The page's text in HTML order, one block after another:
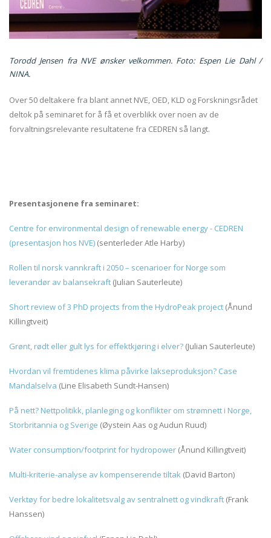
Torodd Jensen fra NVE ønsker velkommen. Foto: Espen Lie Dahl /
NINA.
Over 50 deltakere fra blant annet NVE, OED, KLD og Forskningsrådet
deltok på seminaret for å få et overblikk over noen av de
forvaltningsrelevante resultatene fra CEDREN så langt.
Presentasjonene fra seminaret:
Centre for environmental design of renewable energy - CEDREN
(presentasjon hos NVE) (senterleder Atle Harby)
Rollen til norsk vannkraft i 2050 – scenarioer for Norge som
leverandør av balansekraft (Julian Sauterleute)
Short review of 3 PhD projects from the HydroPeak project (Ånund
Killingtveit)
Grønt, rødt eller gult lys for effektkjøring i elver? (Julian Sauterleute)
Hvordan vil fremtidenes klima påvirke lakseproduksjon? Case
Mandalselva (Line Elisabeth Sundt-Hansen)
På nett? Nettpolitikk, planleging og konflikter om strømnett i Norge,
Storbritannia og Sverige (Øystein Aas og Audun Ruud)
Water consumption/footprint for hydropower (Ånund Killingtveit)
Multi-kriterie-analyse av kompenserende tiltak (David Barton)
Verktøy for bedre lokalitetsvalg av sentralnett og vindkraft (Frank
Hanssen)